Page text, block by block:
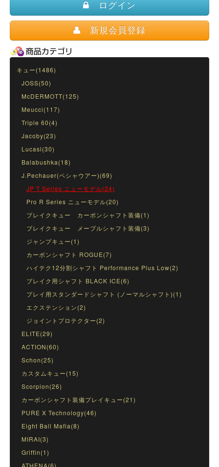
ログイン
新規会員登録
キュー(1486)
JOSS(50)
McDERMOTT(125)
Meucci(117)
Triple 60(4)
Jacoby(23)
Lucasi(30)
Balabushka(18)
J.Pechauer(ペシャウアー)(69)
JP T Series ニューモデル(24)
Pro R Series ニューモデル(20)
ブレイクキュー カーボンシャフト装備(1)
ブレイクキュー メープルシャフト装備(3)
ジャンプキュー(1)
カーボンシャフト ROGUE(7)
ハイテク12分割シャフト Performance Plus Low(2)
ブレイク用シャフト BLACK ICE(6)
プレイ用スタンダードシャフト (ノーマルシャフト)(1)
エクステンション(2)
ジョイントプロテクター(2)
ELITE(29)
ACTION(60)
Schon(25)
カスタムキュー(15)
Scorpion(26)
カーボンシャフト装備プレイキュー(21)
PURE X Technology(46)
Eight Ball Mafia(8)
MIRAI(3)
Griffin(1)
ATHENA(6)